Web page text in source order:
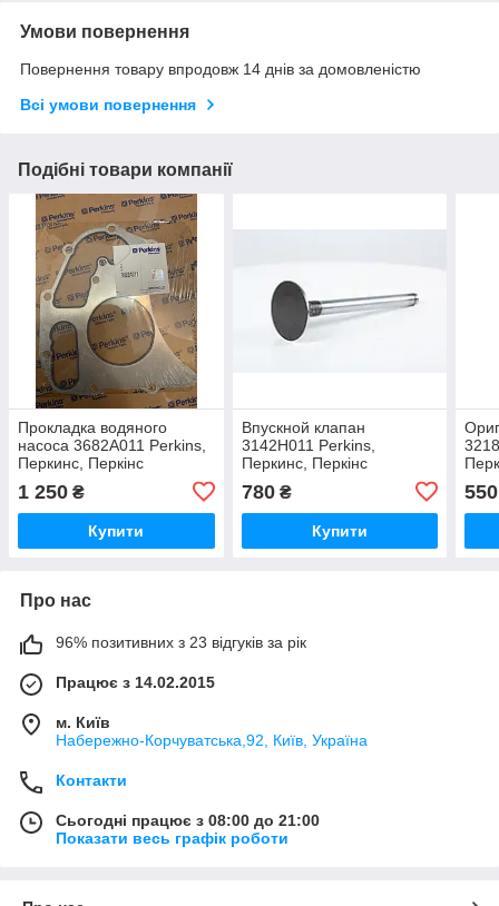
Умови повернення
Повернення товару впродовж 14 днів за домовленістю
Всі умови повернення
Подібні товари компанії
Прокладка водяного
насоса 3682A011 Perkins,
Перкинс, Перкінс
1 250 ₴
Купити
Впускной клапан
3142H011 Perkins,
Перкинс, Перкінс
780₴
Купити
550
Про нас
96% позитивних з 23 відгуків за рік
Працює з 14.02.2015
м. Київ
Набережно-Корчуватська,92, Київ, Україна
Контакти
Сьогодні працює з 08:00 до 21:00
Показати весь графік роботи